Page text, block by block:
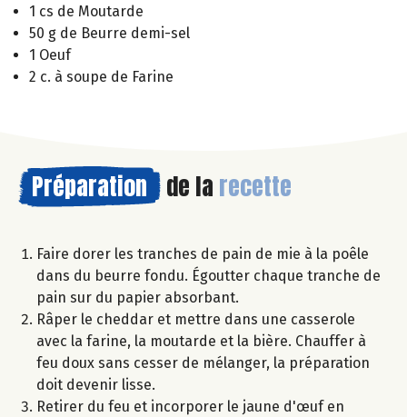
1 cs de Moutarde
50 g de Beurre demi-sel
1 Oeuf
2 c. à soupe de Farine
Préparation de la recette
Faire dorer les tranches de pain de mie à la poêle
dans du beurre fondu. Égoutter chaque tranche de
pain sur du papier absorbant.
Râper le cheddar et mettre dans une casserole
avec la farine, la moutarde et la bière. Chauffer à
feu doux sans cesser de mélanger, la préparation
doit devenir lisse.
Retirer du feu et incorporer le jaune d'œuf en